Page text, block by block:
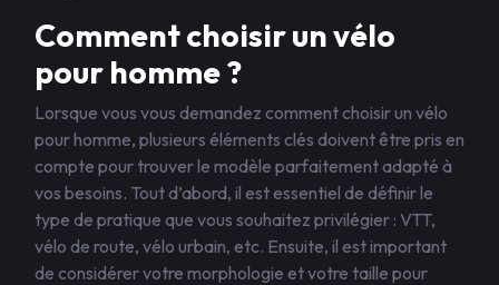
Comment choisir un vélo
pour homme ?
Lorsque vous vous demandez comment choisir un vélo
pour homme, plusieurs éléments clés doivent être pris en
compte pour trouver le modèle parfaitement adapté à
vos besoins. Tout d’abord, il est essentiel de définir le
type de pratique que vous souhaitez privilégier : VTT,
vélo de route, vélo urbain, etc. Ensuite, il est important
de considérer votre morphologie et votre taille pour